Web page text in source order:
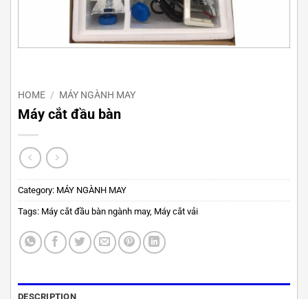
HOME / MÁY NGÀNH MAY
Máy cắt đầu bàn
Category: MÁY NGÀNH MAY
Tags: Máy cắt đầu bàn ngành may, Máy cắt vải
DESCRIPTION